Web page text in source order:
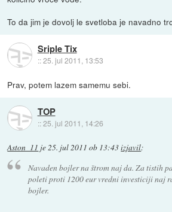
To da jim je dovolj le svetloba je navadno
Sriple Tix
::25. jul 2011, 13:53
Prav, potem lazem samemu sebi.
TOP
::25. jul 2011, 14:26
Aston_11 je25. jul 2011 ob 13:43izjavil:
Navaden bojler na štrom naj da. Za tistih
poleti proti 1200 eur vredni investiciji naj
bojler.